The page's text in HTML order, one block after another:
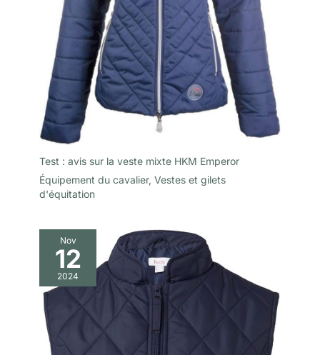
Test : avis sur la veste mixte HKM Emperor
Équipement du cavalier, Vestes et gilets
d'équitation
Nov
12
2024